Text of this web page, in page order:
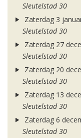
Sleutelstad 30
Zaterdag 3
Sleutelstad 30
Zaterdag 27
Sleutelstad 30
Zaterdag 20
Sleutelstad 30
Zaterdag 13
Sleutelstad 30
Zaterdag 6
Sleutelstad 30